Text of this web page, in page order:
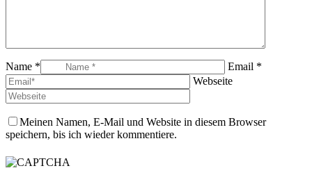
Name *
Email *
Webseite
Meinen Namen, E-Mail und Website in diesem Browser
speichern, bis ich wieder kommentiere.